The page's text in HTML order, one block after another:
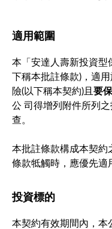
適用範圍
本「安達人壽新投資型
下稱本批註條款)，適
險(以下稱本契約)且 要
公 司得增列附件所列
查。
本批註條款構成本契約
條款牴觸時，應優先適
投資標的
本契約有效期間內，本